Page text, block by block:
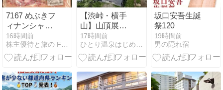
7167 めぶきフ
ィナンシャル
グループ
16時間前
株主優待と旅の FIRE LIFE
【渋峠・横手
山】山頂展望
台「満天ビュ
ーテラス」か
らの景色
のプーさんと
雲上に浮かぶ
17時間前
ひとり温泉はじめました。
坂口安吾生誕
祭120
19時間前
男の隠れ宿